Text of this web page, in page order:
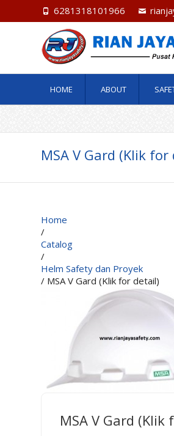
6281318101966
HOME ABOUT
MSA V Gard (Klik
Home
/
Catalog
/
Helm Safety dan Proyek
/ MSA V Gard (Klik for detail)
MSA V Gard (Klik